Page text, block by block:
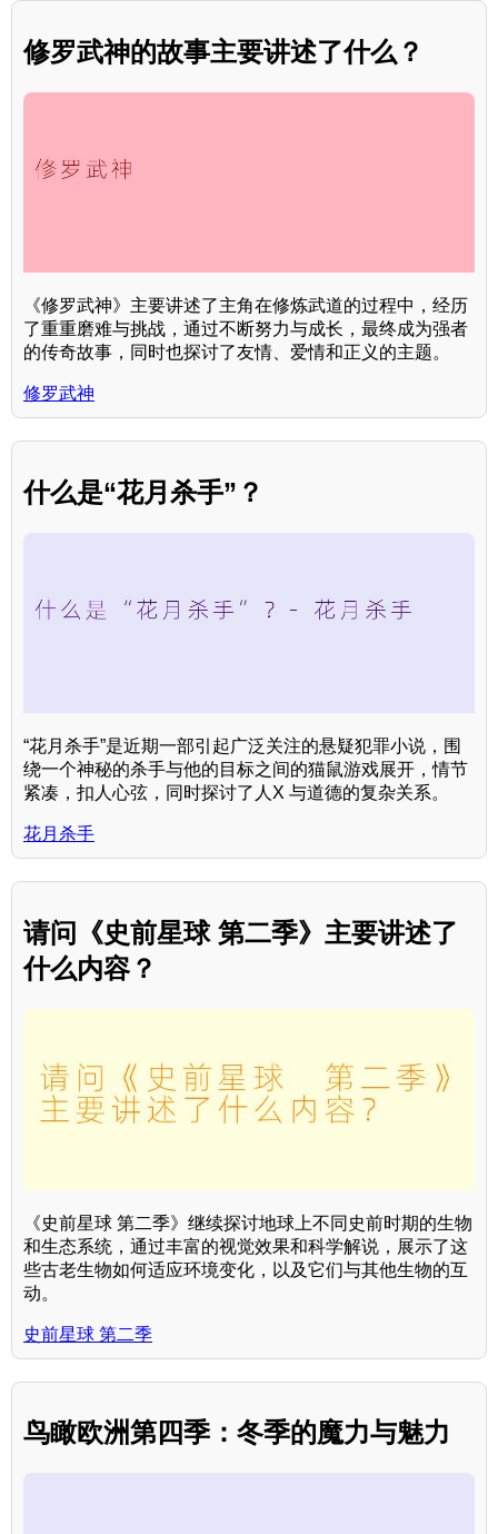
修罗武神的故事主要讲述了什么？
《修罗武神》主要讲述了主角在修炼武道的过程中，经历
了重重磨难与挑战，通过不断努力与成长，最终成为强者
的传奇故事，同时也探讨了友情、爱情和正义的主题。
修罗武神
什么是“花月杀手”？
“花月杀手”是近期一部引起广泛关注的悬疑犯罪小说，围
绕一个神秘的杀手与他的目标之间的猫鼠游戏展开，情节
紧凑，扣人心弦，同时探讨了人X 与道德的复杂关系。
花月杀手
请问《史前星球 第二季》主要讲述了
什么内容？
《史前星球 第二季》继续探讨地球上不同史前时期的生物
和生态系统，通过丰富的视觉效果和科学解说，展示了这
些古老生物如何适应环境变化，以及它们与其他生物的互
动。
史前星球 第二季
鸟瞰欧洲第四季：冬季的魔力与魅力